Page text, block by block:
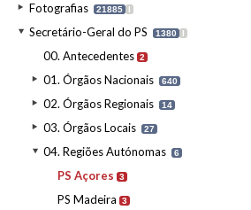
Fotografias 21885 I
Secretário-Geral do PS 1380 I
00. Antecedentes 2
01. Órgãos Nacionais 640
02. Órgãos Regionais 14
03. Órgãos Locais 27
04. Regiões Autónomas 6
PS Açores 3
PS Madeira 3